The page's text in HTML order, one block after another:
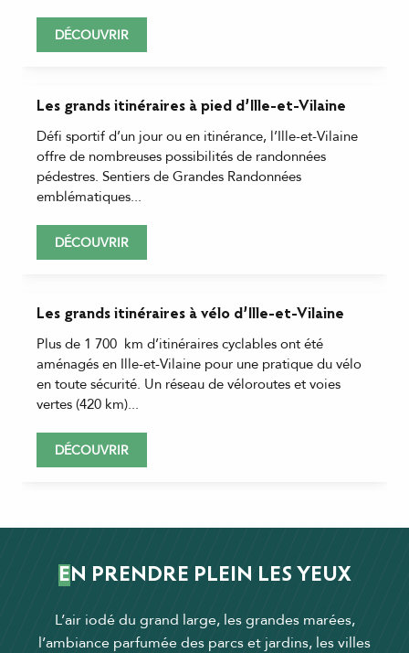
DÉCOUVRIR
Les grands itinéraires à pied d’Ille-et-Vilaine
Défi sportif d’un jour ou en itinérance, l’Ille-et-Vilaine
offre de nombreuses possibilités de randonnées
pédestres. Sentiers de Grandes Randonnées
emblématiques...
DÉCOUVRIR
Les grands itinéraires à vélo d’Ille-et-Vilaine
Plus de 1 700 km d’itinéraires cyclables ont été
aménagés en Ille-et-Vilaine pour une pratique du vélo
en toute sécurité. Un réseau de véloroutes et voies
vertes (420 km)...
DÉCOUVRIR
EN PRENDRE PLEIN LES YEUX
L’air iodé du grand large, les grandes marées,
l’ambiance parfumée des parcs et jardins, les villes